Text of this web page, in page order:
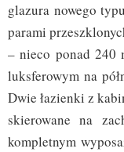
glazura nowego
parami
– nieco ponad 240
luksferowym na
Dwie łazienki z
skierowane na
kompletnym